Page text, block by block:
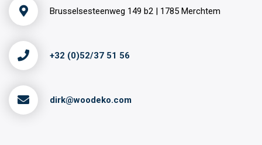
Brusselsesteenweg 149 b2 | 1785 Merchtem
+32 (0)52/37 51 56
dirk@woodeko.com